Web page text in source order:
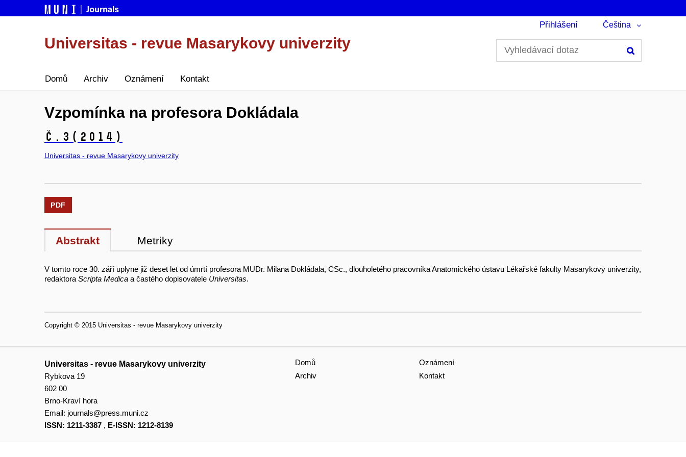
Universitas - revue Masarykovy univerzity
Přihlášení Čeština
Domů Archiv Oznámení Kontakt
Vzpomínka na profesora Dokládala
č.3 (2014)
Universitas - revue Masarykovy univerzity
PDF
Abstrakt Metriky
V tomto roce 30. září uplyne již deset let od úmrtí profesora MUDr. Milana Dokládala, CSc., dlouholetého pracovníka Anatomického ústavu Lékařské fakulty Masarykovy univerzity,
redaktora Scripta Medica a častého dopisovatele Universitas.
Copyright © 2015 Universitas - revue Masarykovy univerzity
Universitas - revue Masarykovy univerzity
Rybkova 19
602 00
Brno-Kraví hora
Email: journals@press.muni.cz
ISSN: 1211-3387 , E-ISSN: 1212-8139
Domů
Archiv
Oznámení
Kontakt